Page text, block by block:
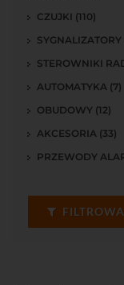
CZUJKI (110)
SYGNALIZATORY
STEROWNIKI
AUTOMATYKA (7)
OBUDOWY (12)
AKCESORIA (33)
PRZEWODY